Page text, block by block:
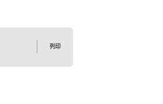
列印